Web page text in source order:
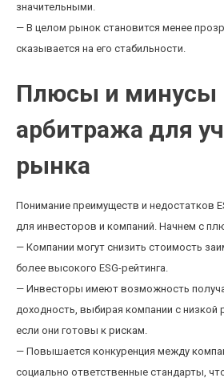
значительными.
— В целом рынок становится менее
сказывается на его стабильности.
Плюсы и минусы
арбитража для
рынка
Понимание преимуществ и недостатков
для инвесторов и компаний. Начнем с
— Компании могут снизить стоимость
более высокого ESG-рейтинга.
— Инвесторы имеют возможность
доходность, выбирая компании с низкой
если они готовы к рискам.
— Повышается конкуренция между
социально ответственные стандарты,